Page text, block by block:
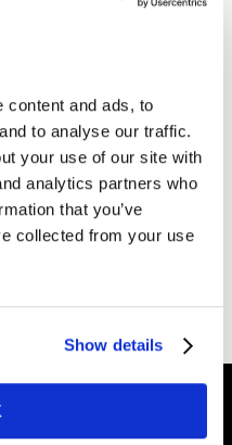
content and ads, to
to analyse our traffic.
your use of our site with
analytics partners who
that you’ve
collected from your use
Show details
。